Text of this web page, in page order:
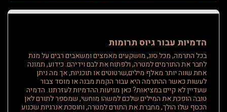
הדמיות עבור גיוס תרומות
בכל התרמה, מכל סוג, מושקעים מאמצים ומשאבים רבים על מנת
לחבר את התורמים למטרה, ולפתוח את לבם וידיהם. כידוע, תמונה
אחת שווה יותר מאלף מילים,שרטוטים או תוכניות, אך מה ניתן
לעשות כאשר ההתרמה היא עבור הקמת מבנה או מוסד צבור
שעדיין לא קיים במציאות? כאן מגיעות ההדמיות לעזרתנו. הדמיה
טובה הופכת את המילים שלכם למשהו מוחשי, שמספר לתורם לאן
הכסף שלו הולך, מחברת את התורם למטרה, וחוסכת אנרגיות שכנוע